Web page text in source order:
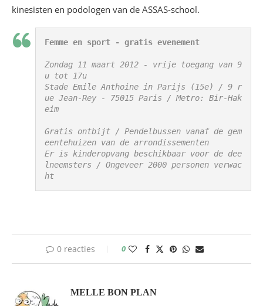
kinesisten en podologen van de ASSAS-school.
Femme en sport - gratis evenement
Zondag 11 maart 2012 - vrije toegang van 9
u tot 17u
Stade Emile Anthoine in Parijs (15e) / 9 r
ue Jean-Rey - 75015 Paris / Metro: Bir-Hak
eim
Gratis ontbijt / Pendelbussen vanaf de gem
eentehuizen van de arrondissementen
Er is kinderopvang beschikbaar voor de dee
lneemsters / Ongeveer 2000 personen verwac
ht
0 reacties 0
MELLE BON PLAN